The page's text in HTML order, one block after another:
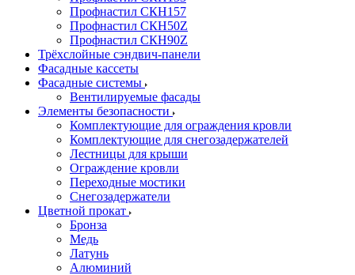
Профнастил СКН157
Профнастил СКН50Z
Профнастил СКН90Z
Трёхслойные сэндвич-панели
Фасадные кассеты
Фасадные системы
Вентилируемые фасады
Элементы безопасности
Комплектующие для ограждения кровли
Комплектующие для снегозадержателей
Лестницы для крыши
Ограждение кровли
Переходные мостики
Снегозадержатели
Цветной прокат
Бронза
Медь
Латунь
Алюминий